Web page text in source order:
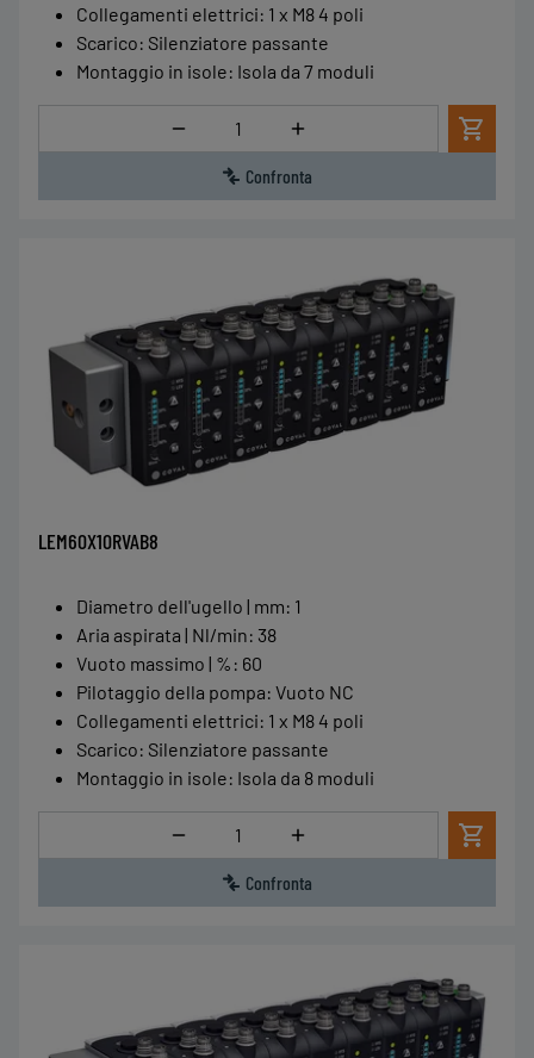
Collegamenti elettrici: 1 x M8 4 poli
Scarico: Silenziatore passante
Montaggio in isole: Isola da 7 moduli
Quantità
Confronta
LEM60X10RVAB8
Diametro dell'ugello | mm: 1
Aria aspirata | Nl/min: 38
Vuoto massimo | % : 60
Pilotaggio della pompa: Vuoto NC
Collegamenti elettrici: 1 x M8 4 poli
Scarico: Silenziatore passante
Montaggio in isole: Isola da 8 moduli
Quantità
Confronta